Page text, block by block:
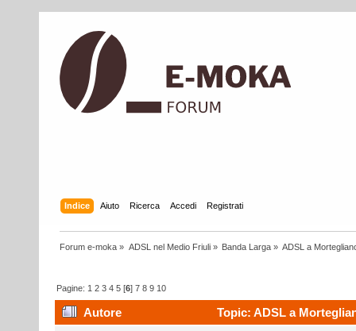
Indice Aiuto Ricerca Accedi Registrati
Forum e-moka » ADSL nel Medio Friuli» Banda Larga» ADSL a
Pagine: 1 2 3 4 5 [6]7 8 9 10
Autore Topic: ADSL a